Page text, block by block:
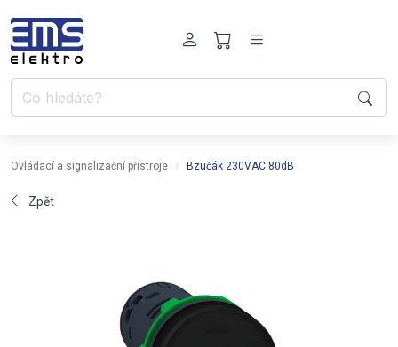
Ovládací a signalizační přístroje Bzučák 230VAC 80dB
Zpět